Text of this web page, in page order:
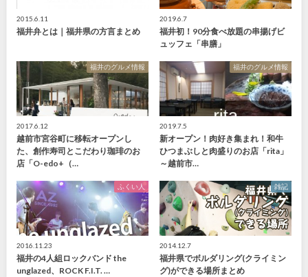
2015.6.11
福井弁とは｜福井県の方言まとめ
2019.6.7
福井初！90分食べ放題の串揚げビ
ュッフェ「串膳」
福井のグルメ情報
2017.6.12
越前市宮谷町に移転オープンし
た、創作寿司とこだわり珈琲のお
店「O-edo+（…
福井のグルメ情報
2019.7.5
新オープン！肉好き集まれ！和牛
ひつまぶしと肉盛りのお店「rita」
～越前市…
ふくい人
2016.11.23
福井の4人組ロックバンド the
unglazed、ROCK F.I.T. …
雑記
2014.12.7
福井県でボルダリング(クライミン
グ)ができる場所まとめ